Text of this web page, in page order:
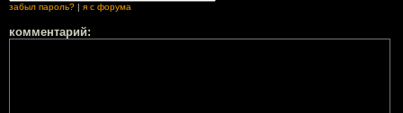
забыл пароль? | я с форума
комментарий: